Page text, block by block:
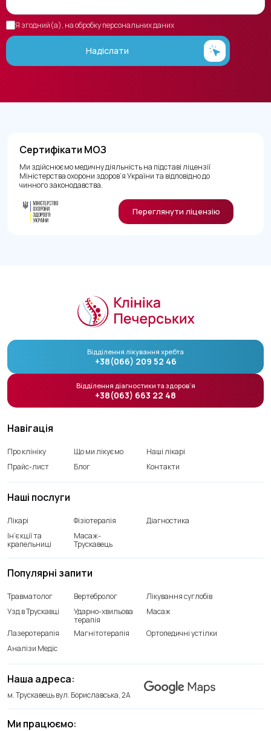
Я згодний(а), на обробку персональних даних
Надіслати
Сертифікати МОЗ
Ми здійснюємо медичну діяльність на підставі ліцензії
Міністерства охорони здоров’я України та відповідно до
чинного законодавства.
Переглянути ліцензію
Навігація
Про клініку Що ми лікуємо
Наші лікарі
Прайс-лист
Блог Контакти
Наші послуги
Лікарі Фізіотерапія
Діагностика
Ін’єкції та
крапельниці
Масаж-
Трускавець
Ми працюємо:
Наша адреса:
м. Трускавець вул. Бориславська, 2А
Популярні запити
Травматолог Вертебролог
Лікування суглобів
Узд в Трускавці
Ударно-хвильова
терапія
Масаж
Лазеротерапія Магнітотерапія
Ортопедичні устілки
Аналізи Медіс
Відділення лікування хребта
+38(066) 209 52 46
Відділення діагностики та здоров’я
+38(063) 663 22 48